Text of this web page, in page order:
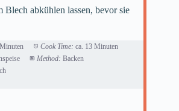
Blech abkühlen lassen, bevor sie
Cook Time: ca. 13 Minuten
Method: Backen